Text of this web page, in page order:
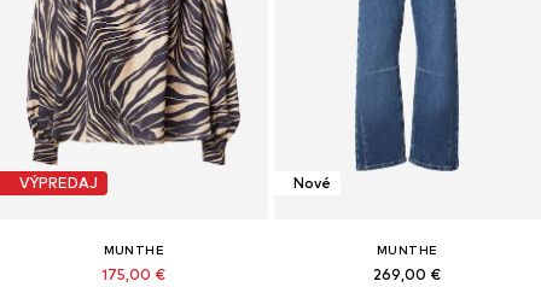
VÝPREDAJ
MUNTHE
175,00 €
Nové
MUNTHE
269,00 €